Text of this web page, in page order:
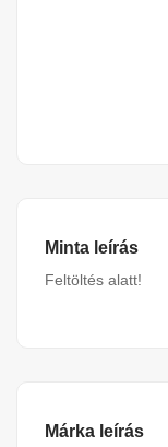
Minta leírás
Feltöltés alatt!
Márka leírás